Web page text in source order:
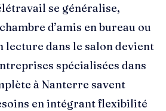
se généralise,
d’amis en bureau ou
lecture dans le salon devient
spécialisées dans
à Nanterre savent
en intégrant flexibilité